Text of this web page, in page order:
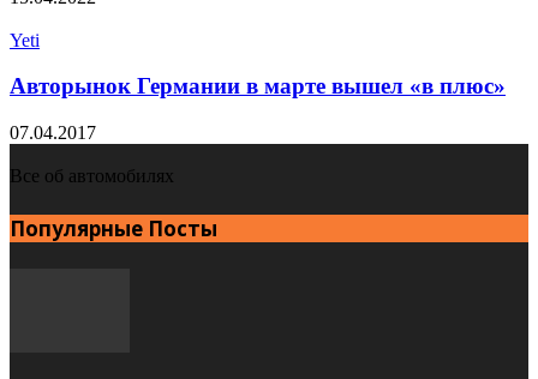
Yeti
Авторынок Германии в марте вышел «в плюс»
07.04.2017
Все об автомобилях
Популярные Посты